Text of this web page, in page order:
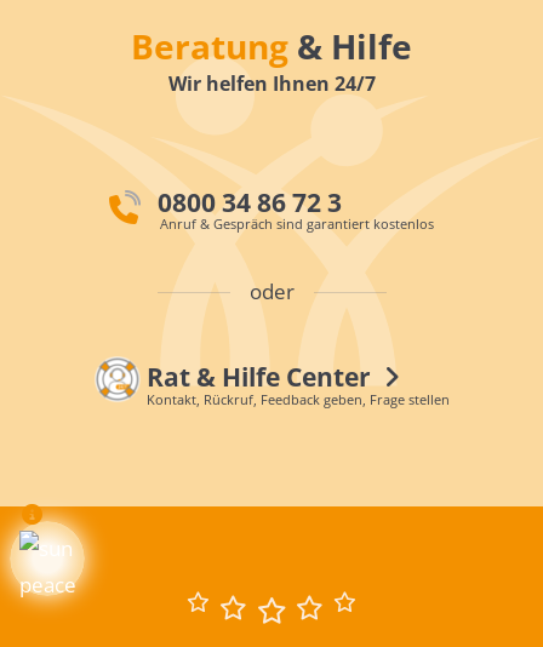
Beratung & Hilfe
Wir helfen Ihnen 24/7
0800 34 86 72 3
Anruf & Gespräch sind garantiert kostenlos
oder
Rat & Hilfe Center
Kontakt, Rückruf, Feedback geben, Frage stellen